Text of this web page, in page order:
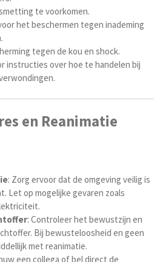
te voorkomen.
het beschermen tegen inademing
tegen de kou en shock.
instructies over hoe te handelen bij
en Reanimatie
: Zorg ervoor dat de omgeving veilig is
Let op mogelijke gevaren zoals
: Controleer het bewustzijn en
Bij bewusteloosheid en geen
met reanimatie.
een collega of bel direct de